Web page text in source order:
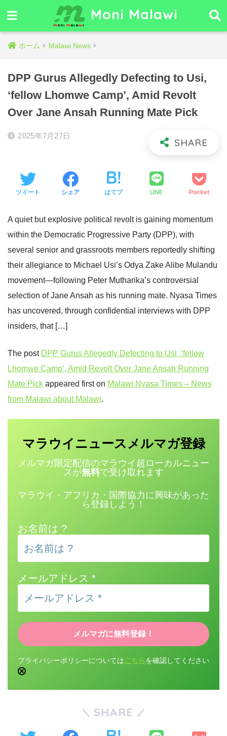
Moni Malawi
ホーム Malawi News
DPP Gurus Allegedly Defecting to Usi,
‘fellow Lhomwe Camp’, Amid Revolt
Over Jane Ansah Running Mate Pick
2025年7月27日
ツイート シェア はてブ LINE Pocket
A quiet but explosive political revolt is gaining momentum
within the Democratic Progressive Party (DPP), with
several senior and grassroots members reportedly shifting
their allegiance to Michael Usi’s Odya Zake Alibe Mulandu
movement—following Peter Mutharika’s controversial
selection of Jane Ansah as his running mate. Nyasa Times
has uncovered, through confidential interviews with DPP
insiders, that […]
The post DPP Gurus Allegedly Defecting to Usi, ‘fellow
Lhomwe Camp’, Amid Revolt Over Jane Ansah Running
Mate Pick appeared first on Malawi Nyasa Times – News
from Malawi about Malawi.
マラウイニュース メルマガ登録
メルマガ限定配信のマラウイ超ローカルニュー
スが無料で受け取れます
マラウイ・アフリカ・国際協力に興味があった
ら登録しよう！
お名前は ?
メールアドレス *
プライバシーポリシーについては こちら を確認してください
SHARE